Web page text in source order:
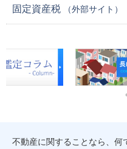
固定資産税 （外部サイト）
不動産に関することなら、何